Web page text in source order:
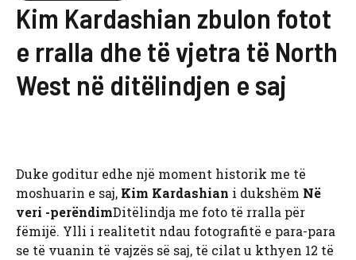
Kim Kardashian zbulon fotot
e rralla dhe të vjetra të North
West në ditëlindjen e saj
Duke goditur edhe një moment historik me të
moshuarin e saj, Kim Kardashian i dukshëm Në
veri -perëndimDitëlindja me foto të rralla për
fëmijë. Ylli i realitetit ndau fotografitë e para-para
se të vuanin të vajzës së saj, të cilat u kthyen 12 të